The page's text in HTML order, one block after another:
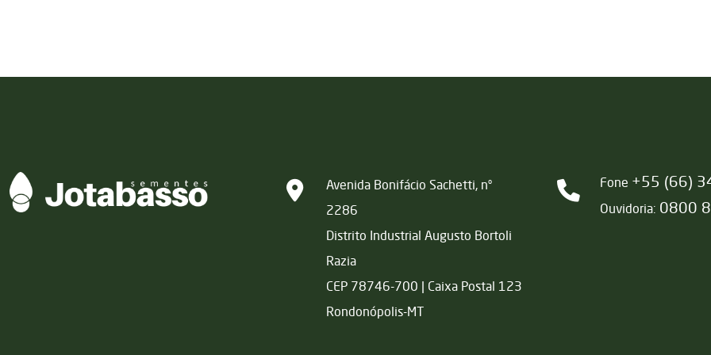
Matriz
Avenida Bonifácio Sachetti, nº
2286
Distrito Industrial Augusto Bortoli
Razia
CEP 78746-700 | Caixa Postal 123
Rondonópolis-MT
Fone +55 (66)
Ouvidoria: 0800